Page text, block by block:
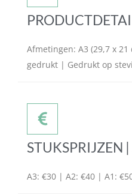
Afmetingen: A3 (29,7 x
gedrukt | Gedrukt op
STUKSPRIJZEN
A3: €30 | A2: €40 | A1: